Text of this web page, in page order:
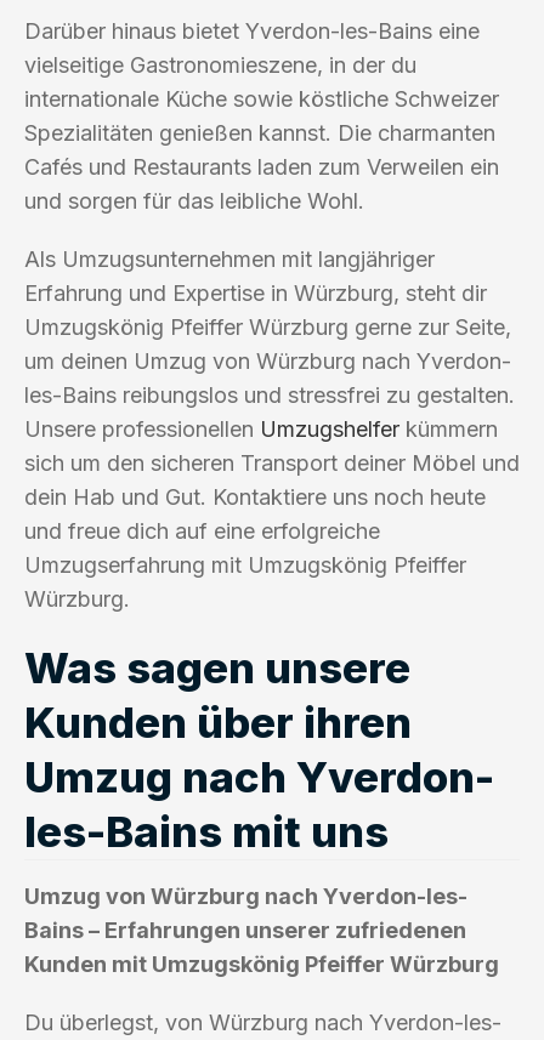
Darüber hinaus bietet Yverdon-les-Bains eine
vielseitige Gastronomieszene, in der du
internationale Küche sowie köstliche Schweizer
Spezialitäten genießen kannst. Die charmanten
Cafés und Restaurants laden zum Verweilen ein
und sorgen für das leibliche Wohl.
Als Umzugsunternehmen mit langjähriger
Erfahrung und Expertise in Würzburg, steht dir
Umzugskönig Pfeiffer Würzburg gerne zur Seite,
um deinen Umzug von Würzburg nach Yverdon-
les-Bains reibungslos und stressfrei zu gestalten.
Unsere professionellen Umzugshelfer kümmern
sich um den sicheren Transport deiner Möbel und
dein Hab und Gut. Kontaktiere uns noch heute
und freue dich auf eine erfolgreiche
Umzugserfahrung mit Umzugskönig Pfeiffer
Würzburg.
Was sagen unsere
Kunden über ihren
Umzug nach Yverdon-
les-Bains mit uns
Umzug von Würzburg nach Yverdon-les-
Bains – Erfahrungen unserer zufriedenen
Kunden mit Umzugskönig Pfeiffer Würzburg
Du überlegst, von Würzburg nach Yverdon-les-